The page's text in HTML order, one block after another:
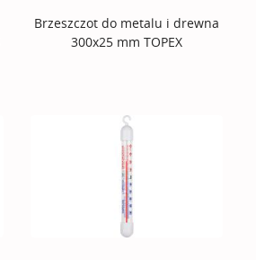
Brzeszczot do metalu i drewna
300x25 mm TOPEX